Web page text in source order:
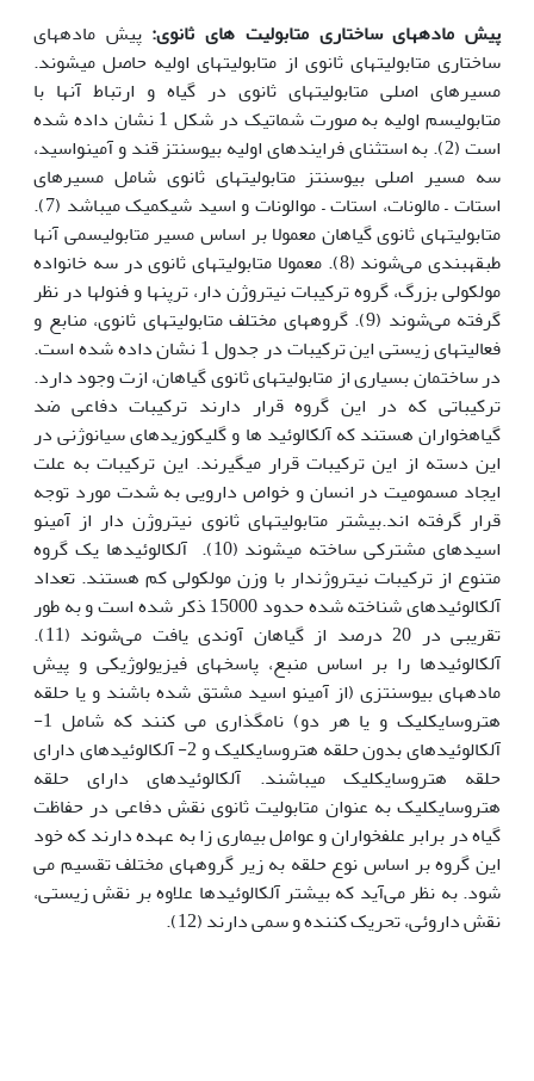
پیش مادههای ساختاری متابولیت های ثانوی:
پیش ماده‎های
ساختاری متابولیت‎های ثانوی از متابولیت‎های اولیه حاصل می‎شوند.
مسیرهای اصلی متابولیت‎های ثانوی در گیاه و ارتباط آن‎ها با
متابولیسم اولیه به صورت شماتیک در شکل 1 نشان داده شده
است (2). به استثنای فرایندهای اولیه بیوسنتز قند و آمینواسید،
سه مسیر اصلی بیوسنتز متابولیت‎های ثانوی شامل مسیرهای
استات – مالونات، استات – موالونات و اسید شیکمیک می‎باشد (7).
متابولیت‎های ثانوی گیاهان معمولا بر اساس مسیر متابولیسمی آن‎ها
طبقه‎بندی می‎‌شوند (8). معمولا متابولیت‎های ثانوی در سه خانواده
مولکولی بزرگ، گروه ترکیبات نیتروژن دار، ترپن‎ها و فنول‎ها در نظر
گرفته می‌شوند (9). گروه‎های مختلف متابولیت‎های ثانوی، منابع و
فعالیت‎های زیستی این ترکیبات در جدول 1 نشان داده شده است.
در ساختمان بسیاری از متابولیت‎های ثانوی گیاهان، ازت وجود دارد.
ترکیباتی که در این گروه قرار دارند ترکیبات دفاعی ضد
گیاهخواران هستند که آلکالوئید ها و گلیکوزیدهای سیانوژنی در
این دسته از این ترکیبات قرار می‎گیرند. این ترکیبات به علت
ایجاد مسمومیت در انسان و خواص دارویی به شدت مورد توجه
قرار گرفته اند.بیشتر متابولیت‎های ثانوی نیتروژن دار از آمینو
اسیدهای مشترکی ساخته می‎شوند (10). آلکالوئیدها یک گروه
متنوع از ترکیبات نیتروژن‎دار با وزن مولکولی کم هستند. تعداد
آلکالوئید‌های شناخته شده حدود 15000 ذکر شده است و به طور
تقریبی در 20 درصد از گیاهان آوندی یافت می‌شوند (11).
آلکالوئیدها را بر اساس منبع، پاسخ‎های فیزیولوژیکی و پیش
ماده‎های بیوسنتزی (از آمینو اسید مشتق شده باشند و یا حلقه
هتروسایکلیک و یا هر دو) نام‎گذاری می کنند که شامل 1-
آلکالوئیدهای بدون حلقه هتروسایکلیک و 2- آلکالوئیدهای دارای
حلقه هتروسایکلیک می‎باشند. آلکالوئید‌های دارای حلقه
هتروسایکلیک به عنوان متابولیت ثانوی نقش دفاعی در حفاظت
گیاه در برابر علفخواران و عوامل بیماری زا به عهده دارند که خود
این گروه بر اساس نوع حلقه به زیر گروه‎های مختلف تقسیم می
شود. به نظر می‌آید که بیشتر آلکالوئیدها علاوه بر نقش زیستی،
نقش داروئی، تحریک کننده و سمی دارند (12).